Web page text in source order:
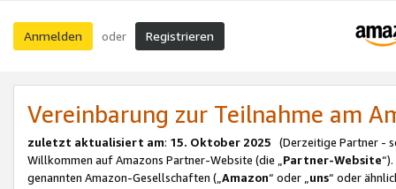
Anmelden oder Registrieren
Vereinbarung zur Teilnahme am
zuletzt aktualisiert am: 15. Oktober 2025 (Derzeitige Partner -
Willkommen auf Amazons Partner-Website (die „Partner-Website
genannten Amazon-Gesellschaften („Amazon“ oder „uns“ oder